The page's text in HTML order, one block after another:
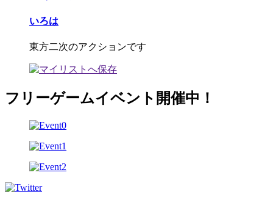
いろは
東方二次のアクションです
フリーゲームイベント開催中！